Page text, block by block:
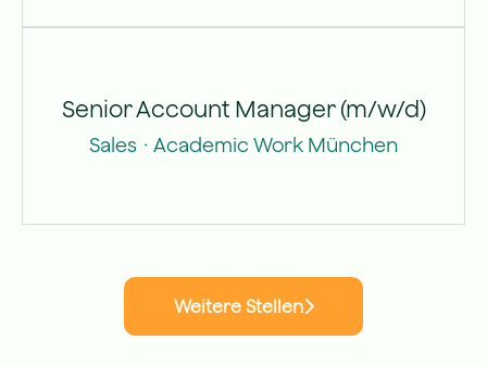
Senior Account Manager (m/w/d)
Sales · Academic Work München
Weitere Stellen